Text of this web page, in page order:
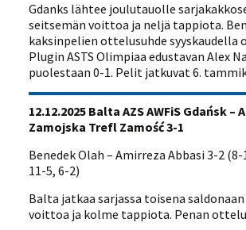
Gdanks lähtee joulutauolle
seitsemän voittoa ja neljä tappiota.
kaksinpelien ottelusuhde syyskaudella
Plugin ASTS Olimpiaa edustavan Alex
puolestaan 0-1. Pelit jatkuvat 6.
12.12.2025 Balta AZS AWFiS Gdańsk –
Zamojska Trefl Zamość 3-1
Benedek Olah – Amirreza Abbasi 3-2 (8-
11-5, 6-2)
Balta jatkaa sarjassa toisena
voittoa ja kolme tappiota. Penan